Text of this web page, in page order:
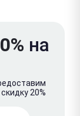
на
20%